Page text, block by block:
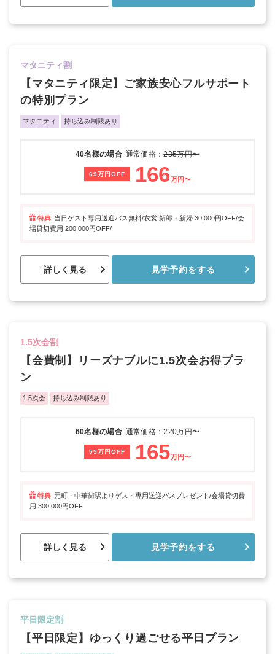
マタニティ割
【マタニティ限定】ご家族安心フルサポート
の特別プラン
マタニティ 持ち込み制限あり
40名様の場合 通常価格：235万円〜
69万円OFF 166万円〜
特典 当日ゲスト専用送迎バス無料/衣裳 新郎・新婦 30,000円OFF/会
場貸切費用 200,000円OFF/
詳しく見る 見学予約をする
1.5次会割
【会費制】リーズナブルに1.5次会お得プラ
ン
1.5次会 持ち込み制限あり
60名様の場合 通常価格：220万円〜
55万円OFF 165万円〜
特典 元町・中華街駅よりゲスト専用送迎バスプレゼント/会場貸切費
用 300,000円OFF
詳しく見る 見学予約をする
平日限定割
【平日限定】ゆっくり過ごせる平日プラン